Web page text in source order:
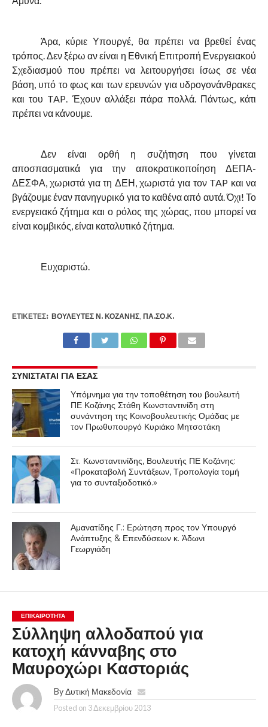
Άρα, κύριε Υπουργέ, θα πρέπει να βρεθεί ένας
τρόπος. Δεν ξέρω αν είναι η Εθνική Επιτροπή Ενεργειακού
Σχεδιασμού που πρέπει να λειτουργήσει ίσως σε νέα
βάση, υπό το φως και των ερευνών για υδρογονάνθρακες
και του TAP. Έχουν αλλάξει πάρα πολλά. Πάντως, κάτι
πρέπει να κάνουμε.
Δεν είναι ορθή η συζήτηση που γίνεται
αποσπασματικά για την αποκρατικοποίηση ΔΕΠΑ-
ΔΕΣΦΑ, χωριστά για τη ΔΕΗ, χωριστά για τον TAP και να
βγάζουμε έναν πανηγυρικό για το καθένα από αυτά. Όχι! Το
ενεργειακό ζήτημα και ο ρόλος της χώρας, που μπορεί να
είναι κομβικός, είναι καταλυτικό ζήτημα.
Ευχαριστώ.
ΕΤΙΚΕΤΕΣ: ΒΟΥΛΕΥΤΈΣ Ν. ΚΟΖΆΝΗΣ, ΠΑ.ΣΟ.Κ.
ΣΥΝΙΣΤΑΤΑΙ ΓΙΑ ΕΣΑΣ
Υπόμνημα για την τοποθέτηση του βουλευτή
ΠΕ Κοζάνης Στάθη Κωνσταντινίδη στη
συνάντηση της Κοινοβουλευτικής Ομάδας με
τον Πρωθυπουργό Κυριάκο Μητσοτάκη
Στ. Κωνσταντινίδης, Βουλευτής ΠΕ Κοζάνης:
«Προκαταβολή Συντάξεων, Τροπολογία τομή
για το συνταξιοδοτικό.»
Αμανατίδης Γ.: Ερώτηση προς τον Υπουργό
Ανάπτυξης & Επενδύσεων κ. Άδωνι
Γεωργιάδη
ΕΠΙΚΑΙΡΟΤΗΤΑ
Σύλληψη αλλοδαπού για
κατοχή κάνναβης στο
Μαυροχώρι Καστοριάς
By Δυτική Μακεδονία
Posted on 3 Δεκεμβρίου 2013